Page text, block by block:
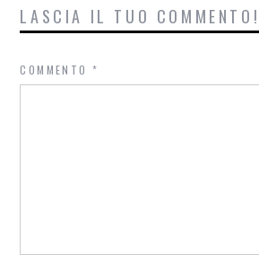
LASCIA IL TUO
COMMENTO*